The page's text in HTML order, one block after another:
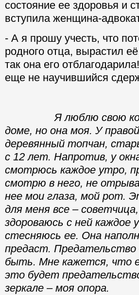
состояние ее здоровья и
вступила женщина-
- А я прошу учесть, что
родного отца, вырастил
так она его
еще не научившийся
Я люблю свою
доме, но она моя. У
деревянный топчан,
с 12 лет. Напротив, у
смотрюсь каждое утро,
смотрю в него, не
нее мои глаза, мой рот.
для меня все –
здороваюсь с ней каждое
стесняюсь ее. Она
предаст.
быть. Мне кажется, что
это будет
зеркале – моя опора.